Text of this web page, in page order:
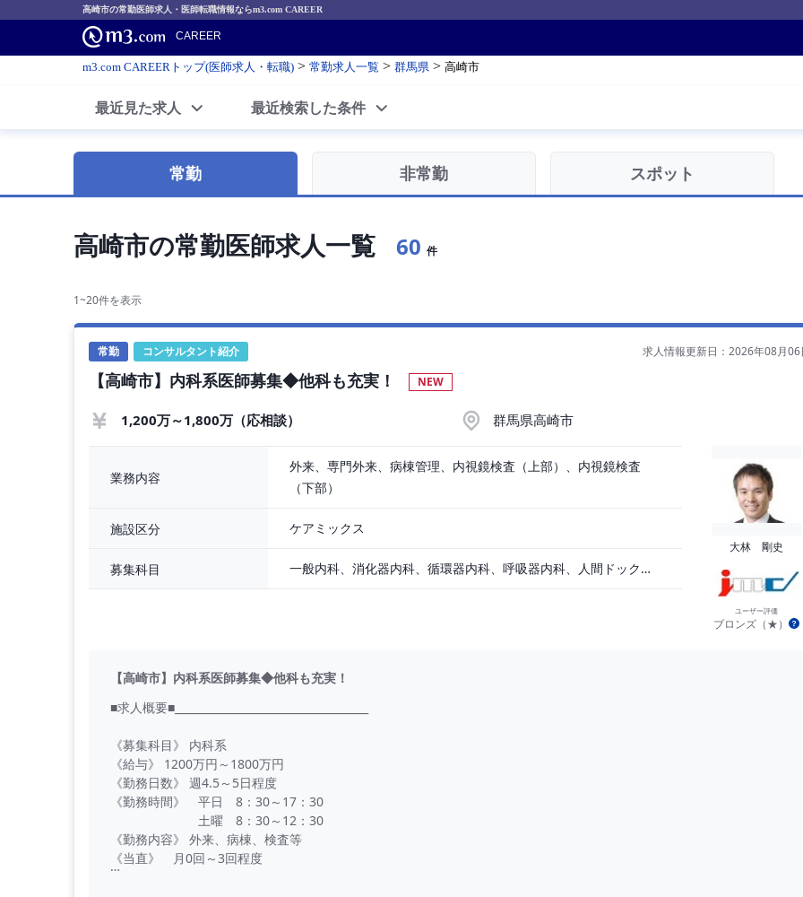
高崎市の常勤医師求人・医師転職情報ならm3.com CAREER
CAREER
m3.com CAREERトップ(医師求人・転職) > 常勤求人一覧 > 群馬県 > 高崎市
最近見た求人 最近検索した条件
常勤 非常勤 スポット
高崎市の常勤医師求人一覧 60 件
1~20件を表示
常勤 コンサルタント紹介 求人情報更新日：2026年08月06
【高崎市】内科系医師募集◆他科も充実！ NEW
1,200万～1,800万（応相談） 群馬県高崎市
業務内容
外来、専門外来、病棟管理、内視鏡検査（上部）、内視鏡検査
（下部）
施設区分 ケアミックス
募集科目 一般内科、消化器内科、循環器内科、呼吸器内科、人間ドック・検診
大林 剛史
ユーザー評価
ブロンズ（★）
【高崎市】内科系医師募集◆他科も充実！
■求人概要■____________________________________
《募集科目》 内科系
《給与》 1200万円～1800万円
《勤務日数》 週4.5～5日程度
《勤務時間》 平日 8：30～17：30
土曜 8：30～12：30
《勤務内容》 外来、病棟、検査等
《当直》 月0回～3回程度